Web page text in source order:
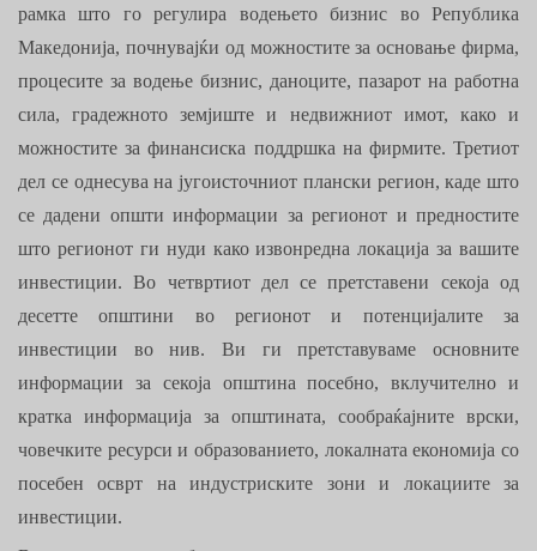
рамка што го регулира водењето бизнис во Република
Македонија, почнувајќи од можностите за основање фирма,
процесите за водење бизнис, даноците, пазарот на работна
сила, градежното земјиште и недвижниот имот, како и
можностите за финансиска поддршка на фирмите. Третиот
дел се однесува на југоисточниот плански регион, каде што
се дадени општи информации за регионот и предностите
што регионот ги нуди како извонредна локација за вашите
инвестиции. Во четвртиот дел се претставени секоја од
десетте општини во регионот и потенцијалите за
инвестиции во нив. Ви ги претставуваме основните
информации за секоја општина посебно, вклучително и
кратка информација за општината, сообраќајните врски,
човечките ресурси и образованието, локалната економија со
посебен осврт на индустриските зони и локациите за
инвестиции.